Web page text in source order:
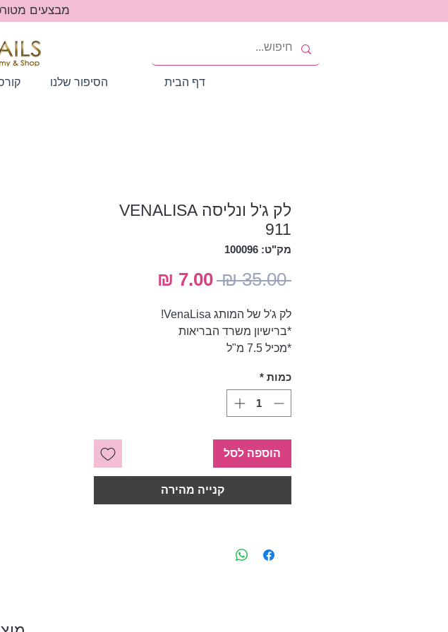
מבצעים
הסיפור שלנו דף הבית
לק ג'ל ונליסה VENALISA
911
מק"ט: 100096
‏35.00 ‏₪
מחיר
רגיל לק ג'ל של המותג VenaLisa!
*ברישיון משרד הבריאות
*מכיל 7.5 מ"ל
כמות *
הוספה לסל
קנייה מהירה